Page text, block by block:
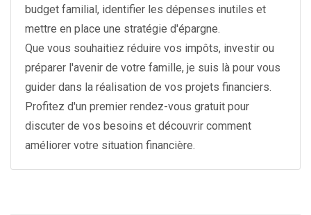
budget familial, identifier les dépenses inutiles et
mettre en place une stratégie d'épargne.
Que vous souhaitiez réduire vos impôts, investir ou
préparer l'avenir de votre famille, je suis là pour vous
guider dans la réalisation de vos projets financiers.
Profitez d'un premier rendez-vous gratuit pour
discuter de vos besoins et découvrir comment
améliorer votre situation financière.